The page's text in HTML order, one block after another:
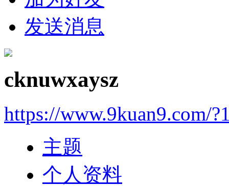
发送消息
cknuwxaysz
https://www.9kuan9.com/
主题
个人资料